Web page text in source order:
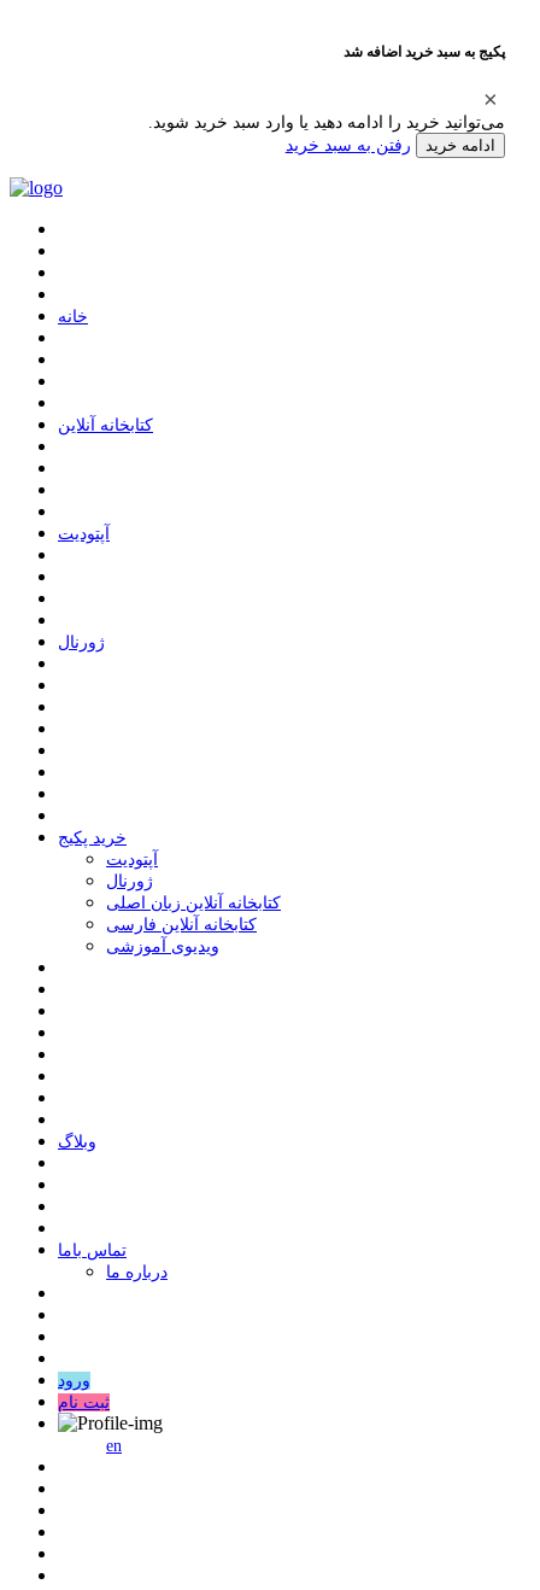
پکیج به سبد خرید اضافه شد
می‌توانید خرید را ادامه دهید یا وارد سبد خرید شوید.
ادامه خرید رفتن به سبد خرید
ﺧﺎﻧﻪ
ﮐﺘﺎﺑﺨﺎﻧﻪ ﺁﻧﻼﯾﻦ
ﺁﭘﺘﻮﺩﯾﺖ
ﮊﻭﺭﻧﺎﻝ
خرید پکیج
ﺁﭘﺘﻮﺩﯾﺖ
ﮊﻭﺭﻧﺎﻝ
کتابخانه آنلاین زبان اصلی
کتابخانه آنلاین فارسی
ویدیوی آموزشی
وبلاگ
ﺗﻤﺎﺱ ﺑﺎﻣﺎ
درباره ما
ورود
ثبت نام
en